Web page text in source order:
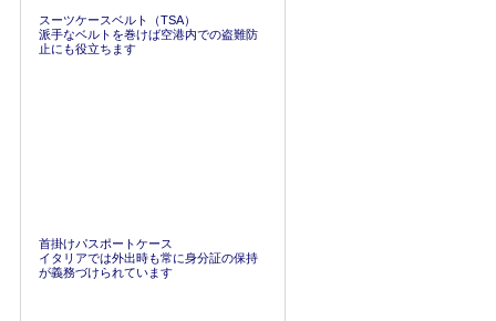
スーツケースベルト（TSA）
派手なベルトを巻けば空港内での盗難防
止にも役立ちます
首掛けパスポートケース
イタリアでは外出時も常に身分証の保持
が義務づけられています